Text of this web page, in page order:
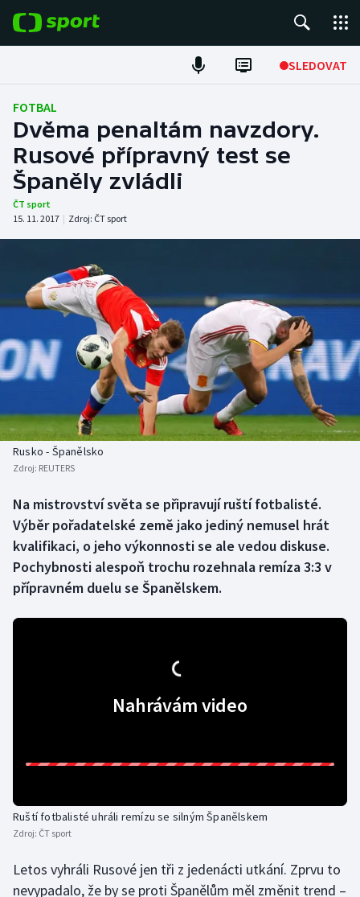
SLEDOVAT
Fotbal
Hokej
Tenis
Atletika
DALŠÍ SPORTY
Americký fotbal
Baseball a softbal
Basketbal
Biatlon
Box
Curling
Jezdectví
Judo
NEPŘEHLÉDNĚTE
Soutěže
Historické návraty
Aplikace ČT sport
FOTBAL
Dvěma penaltám navzdory.
Rusové přípravný test se
Španěly zvládli
ČT sport
15. 11. 2017 | Zdroj: ČT sport
Rusko - Španělsko
Zdroj: REUTERS
Na mistrovství světa se připravují ruští fotbalisté.
Výběr pořadatelské země jako jediný nemusel hrát
kvalifikaci, o jeho výkonnosti se ale vedou diskuse.
Pochybnosti alespoň trochu rozehnala remíza 3:3 v
přípravném duelu se Španělskem.
Nahrávám video
Ruští fotbalisté uhráli remízu se silným Španělskem
Zdroj: ČT sport
Letos vyhráli Rusové jen tři z jedenácti utkání. Zprvu to
nevypadalo, že by se proti Španělům měl změnit trend –